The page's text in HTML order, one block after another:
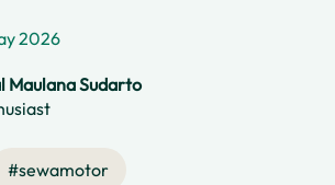
2026
Maulana Sudarto
#sewamotor